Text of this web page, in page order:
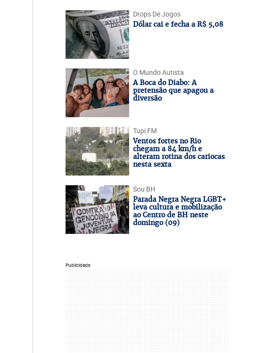
Drops De Jogos
Dólar cai e fecha a R$ 5,08
O Mundo Autista
A Boca do Diabo: A
pretensão que apagou a
diversão
Tupi FM
Ventos fortes no Rio
chegam a 84 km/h e
alteram rotina dos cariocas
nesta sexta
Sou BH
Parada Negra Negra LGBT+
leva cultura e mobilização
ao Centro de BH neste
domingo (09)
Publicidade